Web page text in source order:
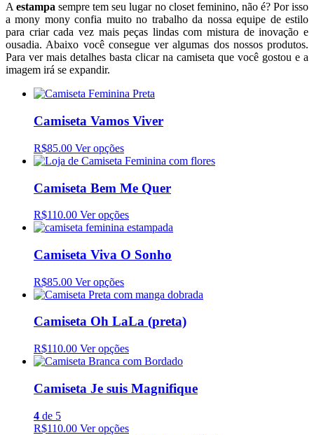
Aestampa sempre tem seu lugar no closet feminino, não é? Por isso
a mony mony confia muito no trabalho da nossa equipe de estilo
para criar cada vez mais peças lindas com mistura de inovação e
ousadia. Abaixo você consegue ver algumas dos nossos produtos.
Para ver mais detalhes basta clicar na camiseta que você gostou e a
imagem irá se expandir.
Camiseta Vamos Viver
R$85.00 Ver opções
Camiseta Bem Me Quer
R$110.00 Ver opções
Camiseta Viva O Sonho
R$85.00 Ver opções
Camiseta Oh LaLa (preta)
R$110.00 Ver opções
Camiseta Je suis Magnifique
4 de 5
R$110.00 Ver opções